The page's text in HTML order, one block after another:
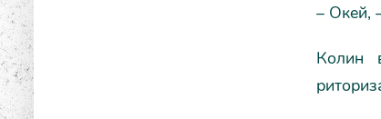
– Окей,
Колин